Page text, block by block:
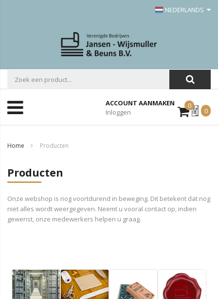
NEDERLANDS
ACCOUNT AANMAKEN
Inloggen
0Mijn
Offerte
0
Home Producten
Producten
Onze webshop is nog voortdurend in beweging. Dit betekent dat nog
niet alles wordt weergegeven. Neemt u vooral contact op, indien
gewenst, onze medewerkers helpen u graag.